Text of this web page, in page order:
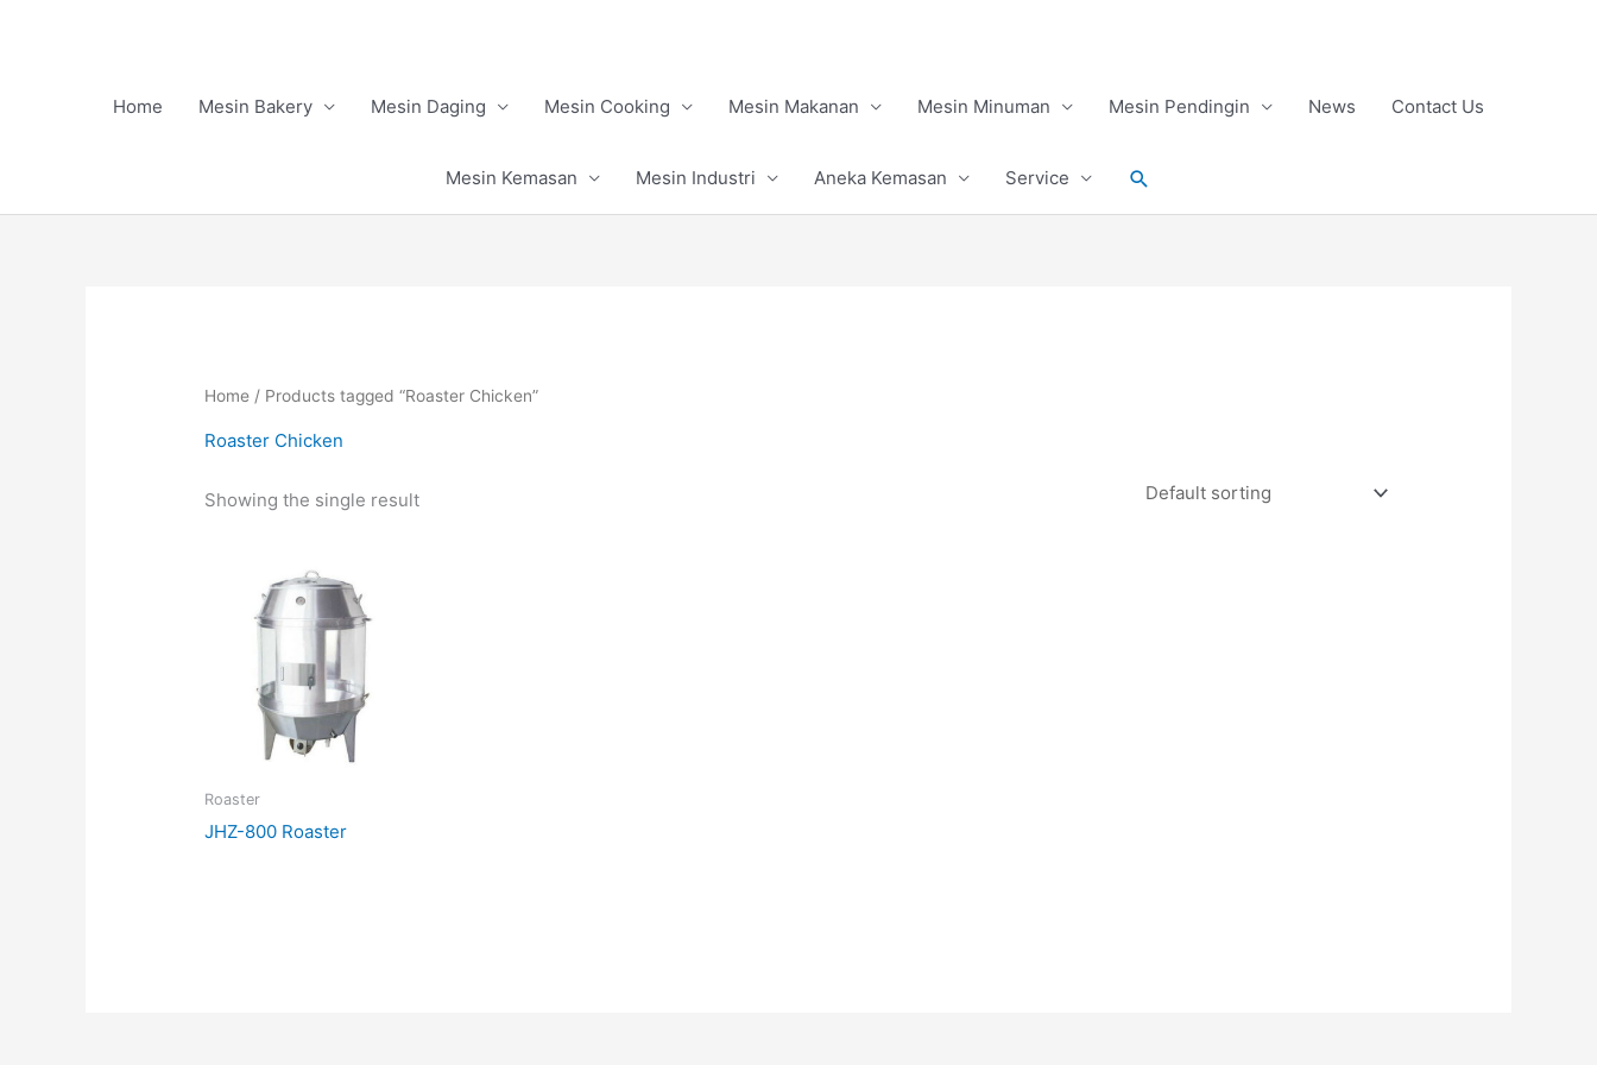
Home
Mesin Bakery Mesin Daging Mesin Cooking Mesin Makanan Mesin Minuman Mesin Pendingin News Contact Us
Mesin Kemasan Mesin Industri Aneka Kemasan Service Search
Home / Products tagged “Roaster Chicken”
Roaster Chicken
Showing the single result
Roaster
JHZ-800 Roaster